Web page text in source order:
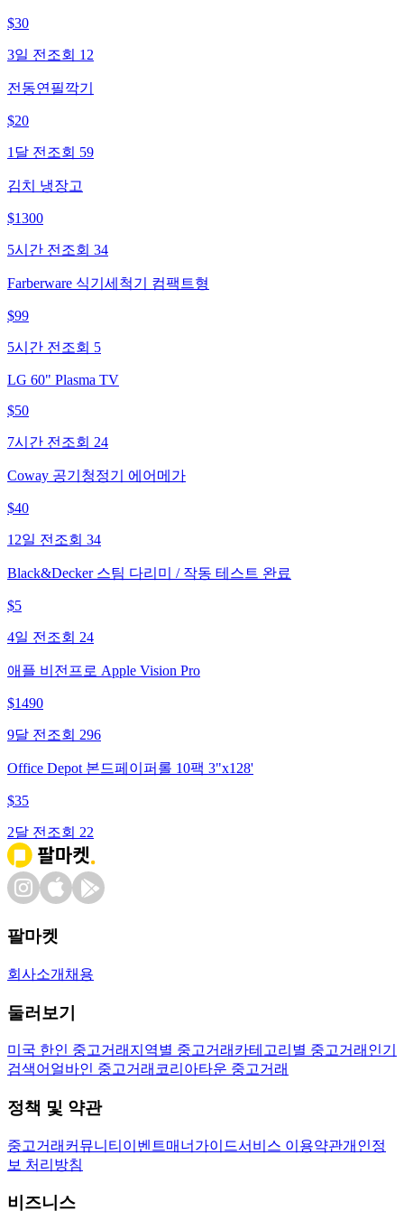
$30
3일 전 조회 12
전동연필깍기
$20
1달 전 조회 59
김치 냉장고
$1300
5시간 전 조회 34
Farberware 식기세척기 컴팩트형
$99
5시간 전 조회 5
LG 60" Plasma TV
$50
7시간 전 조회 24
Coway 공기청정기 에어메가
$40
12일 전 조회 34
Black&Decker 스팀 다리미 / 작동 테스트 완료
$5
4일 전 조회 24
애플 비전프로 Apple Vision Pro
$1490
9달 전 조회 296
Office Depot 본드페이퍼롤 10팩 3"x128'
$35
2달 전 조회 22
팔마켓
회사소개 채용
둘러보기
미국 한인 중고거래 지역별 중고거래 카테고리별 중고거래 인기
검색어 얼바인 중고거래 코리아타운 중고거래
정책 및 약관
중고거래 커뮤니티 이벤트매너가이드서비스 이용약관개인정
보 처리방침
비즈니스